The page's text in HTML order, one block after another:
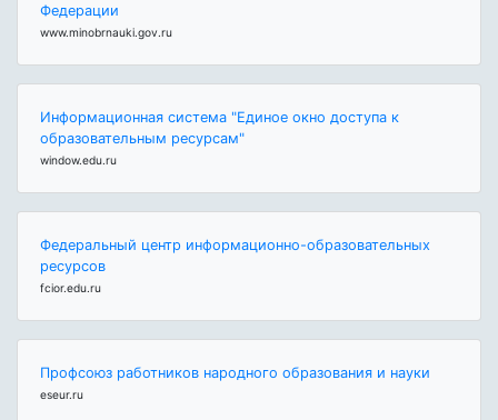
Федерации
www.minobrnauki.gov.ru
Информационная система "Единое окно доступа к
образовательным ресурсам"
window.edu.ru
Федеральный центр информационно-образовательных
ресурсов
fcior.edu.ru
Профсоюз работников народного образования и науки
eseur.ru